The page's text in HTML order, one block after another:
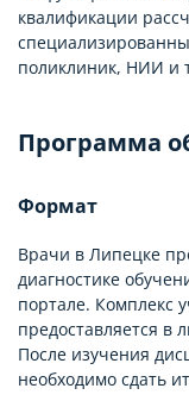
квалификации
поликлиник, НИИ и
Программа
Формат
Врачи в Липецке
диагностике
портале. Комплекс
предоставляется в
После изучения
необходимо сдать